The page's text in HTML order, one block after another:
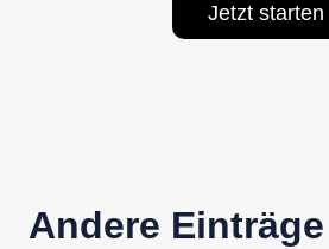
Jetzt starten
Andere Einträge